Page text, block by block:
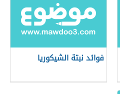
فوائد نبتة الشيكوريا